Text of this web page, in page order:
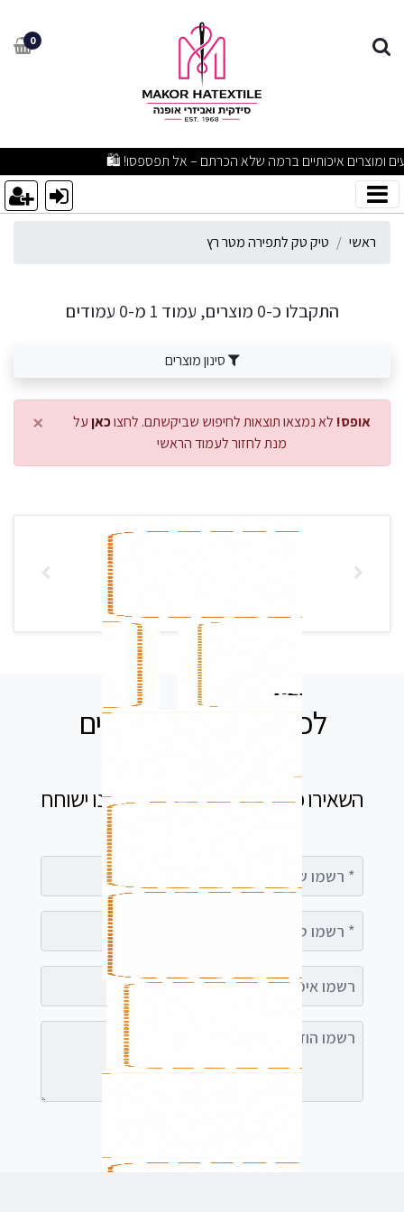
טיק טק לתפירה מטר רץ 0
מבצעים מפתיעים ומוצרים איכותיים ברמה שלא הכרתם – אל תפספסו! 🛍️
ראשי טיק טק לתפירה מטר רץ
התקבלו כ-0 מוצרים, עמוד 1 מ-0 עמודים
סינון מוצרים
× אופס! לא נמצאו תוצאות לחיפוש שביקשתם. לחצוכאןעל
מנת לחזור לעמוד הראשי
לכל שאלה אנחנו זמינים
השאירו פרטים בטופס ומיד נציג שלנו ישוחח
רשמו אימייל (אופציונלי)
רשמו הודעה (אופציונלי)